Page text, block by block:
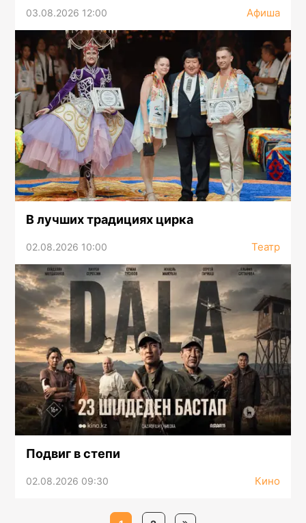
03.08.2026 12:00 Афиша
В лучших традициях цирка
02.08.2026 10:00 Театр
Подвиг в степи
02.08.2026 09:30 Кино